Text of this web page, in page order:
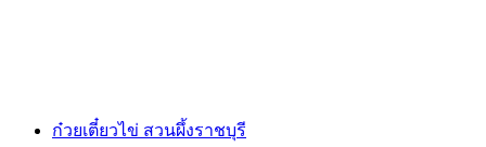
ก๋วยเตี๋ยวไข่ สวนผึ้งราชบุรี